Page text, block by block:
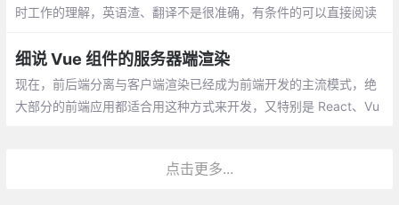
时工作的理解，英语渣、翻译不是很准确，有条件的可以直接阅读
细说 Vue 组件的服务器端渲染
现在，前后端分离与客户端渲染已经成为前端开发的主流模式，绝
大部分的前端应用都适合用这种方式来开发，又特别是 React、Vu
点击更多...